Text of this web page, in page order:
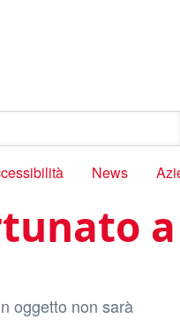
News
oggetto non sarà